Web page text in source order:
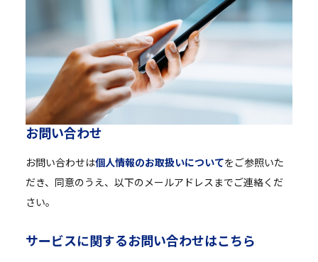
お問い合わせ
お問い合わせは個人情報のお取扱いについてをご参照いた
だき、同意のうえ、以下のメールアドレスまでご連絡くだ
さい。
サービスに関するお問い合わせはこちら